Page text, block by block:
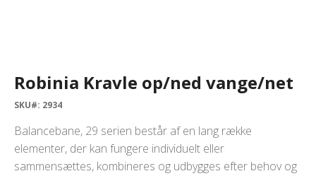
Robinia Kravle op/ned vange/net
SKU#: 2934
Balancebane, 29 serien består af en lang række
elementer, der kan fungere individuelt eller
sammensættes, kombineres og udbygges efter behov og